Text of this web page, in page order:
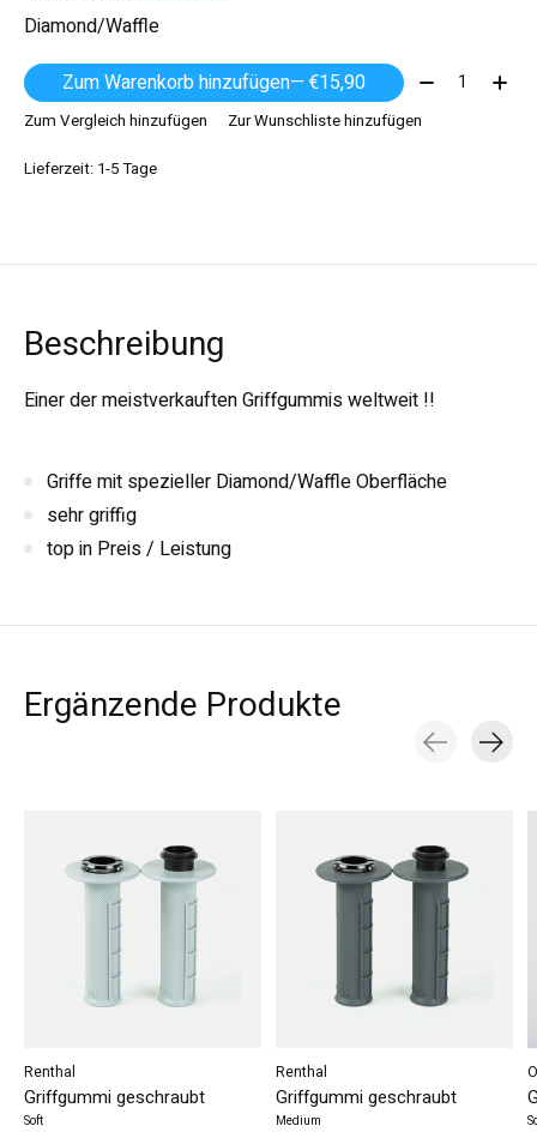
Diamond/Waffle
Zum Warenkorb hinzufügen
— €15,90 Menge:
Zum Vergleich hinzufügen
Zur Wunschliste hinzufügen
Lieferzeit: 1-5 Tage
Beschreibung
Einer der meistverkauften Griffgummis weltweit !!
Griffe mit spezieller Diamond/Waffle Oberfläche
sehr griffig
top in Preis / Leistung
Ergänzende Produkte
Renthal
Griffgummi geschraubt
Soft
Renthal
Griffgummi geschraubt
Medium